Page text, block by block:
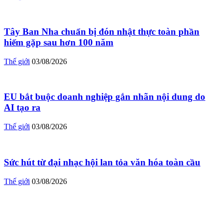
Tây Ban Nha chuẩn bị đón nhật thực toàn phần
hiếm gặp sau hơn 100 năm
Thế giới 03/08/2026
EU bắt buộc doanh nghiệp gắn nhãn nội dung do
AI tạo ra
Thế giới 03/08/2026
Sức hút từ đại nhạc hội lan tỏa văn hóa toàn cầu
Thế giới 03/08/2026